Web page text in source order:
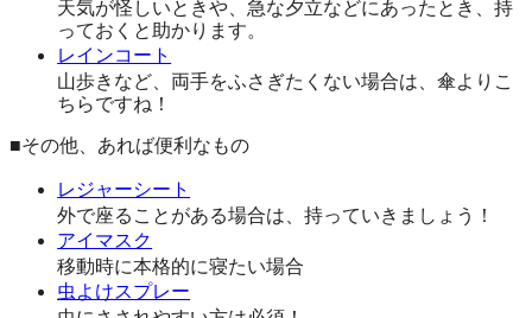
天気が怪しいときや、急な夕立などにあったとき、持
っておくと助かります。
レインコート
山歩きなど、両手をふさぎたくない場合は、傘よりこ
ちらですね！
■その他、あれば便利なもの
レジャーシート
外で座ることがある場合は、持っていきましょう！
アイマスク
移動時に本格的に寝たい場合
虫よけスプレー